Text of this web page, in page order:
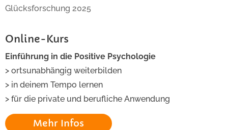
Glücksforschung 2025
Online-Kurs
Einführung in die Positive Psychologie
> ortsunabhängig weiterbilden
> in deinem Tempo lernen
> für die private und berufliche Anwendung
Mehr Infos